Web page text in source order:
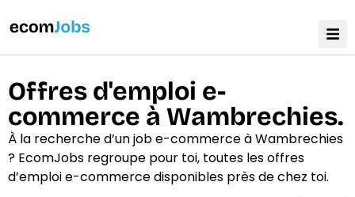
Offres d'emploi e-
commerce à Wambrechies.
À la recherche d’un job e-commerce à Wambrechies
? EcomJobs regroupe pour toi, toutes les offres
d’emploi e-commerce disponibles près de chez toi.